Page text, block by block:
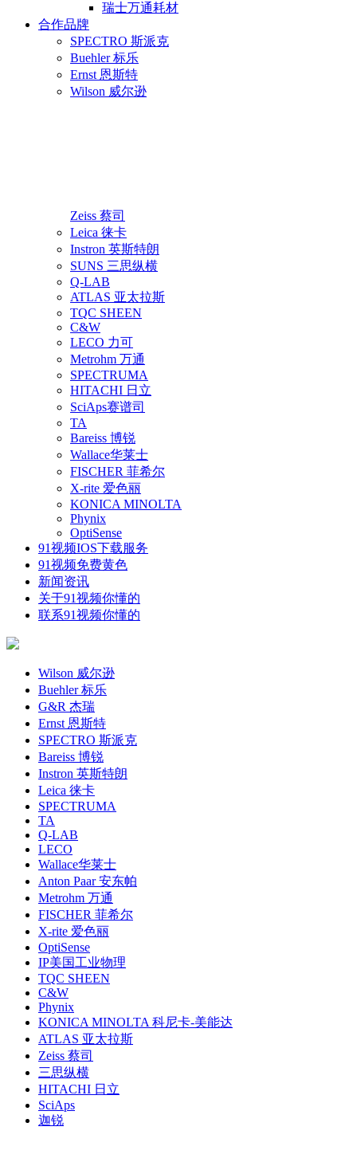
瑞士万通耗材
合作品牌
SPECTRO 斯派克
Buehler 标乐
Ernst 恩斯特
Wilson 威尔逊
Zeiss 蔡司
Leica 徕卡
Instron 英斯特朗
SUNS 三思纵横
Q-LAB
ATLAS 亚太拉斯
TQC SHEEN
C&W
LECO 力可
Metrohm 万通
SPECTRUMA
HITACHI 日立
SciAps赛谱司
TA
Bareiss 博锐
Wallace华莱士
FISCHER 菲希尔
X-rite 爱色丽
KONICA MINOLTA
Phynix
OptiSense
91视频IOS下载服务
91视频免费黄色
新闻资讯
关于91视频你懂的
联系91视频你懂的
Wilson 威尔逊
Buehler 标乐
G&R 杰瑞
Ernst 恩斯特
SPECTRO 斯派克
Bareiss 博锐
Instron 英斯特朗
Leica 徕卡
SPECTRUMA
TA
Q-LAB
LECO
Wallace华莱士
Anton Paar 安东帕
Metrohm 万通
FISCHER 菲希尔
X-rite 爱色丽
OptiSense
IP美国工业物理
TQC SHEEN
C&W
Phynix
KONICA MINOLTA 科尼卡-美能达
ATLAS 亚太拉斯
Zeiss 蔡司
三思纵横
HITACHI 日立
SciAps
迦锐